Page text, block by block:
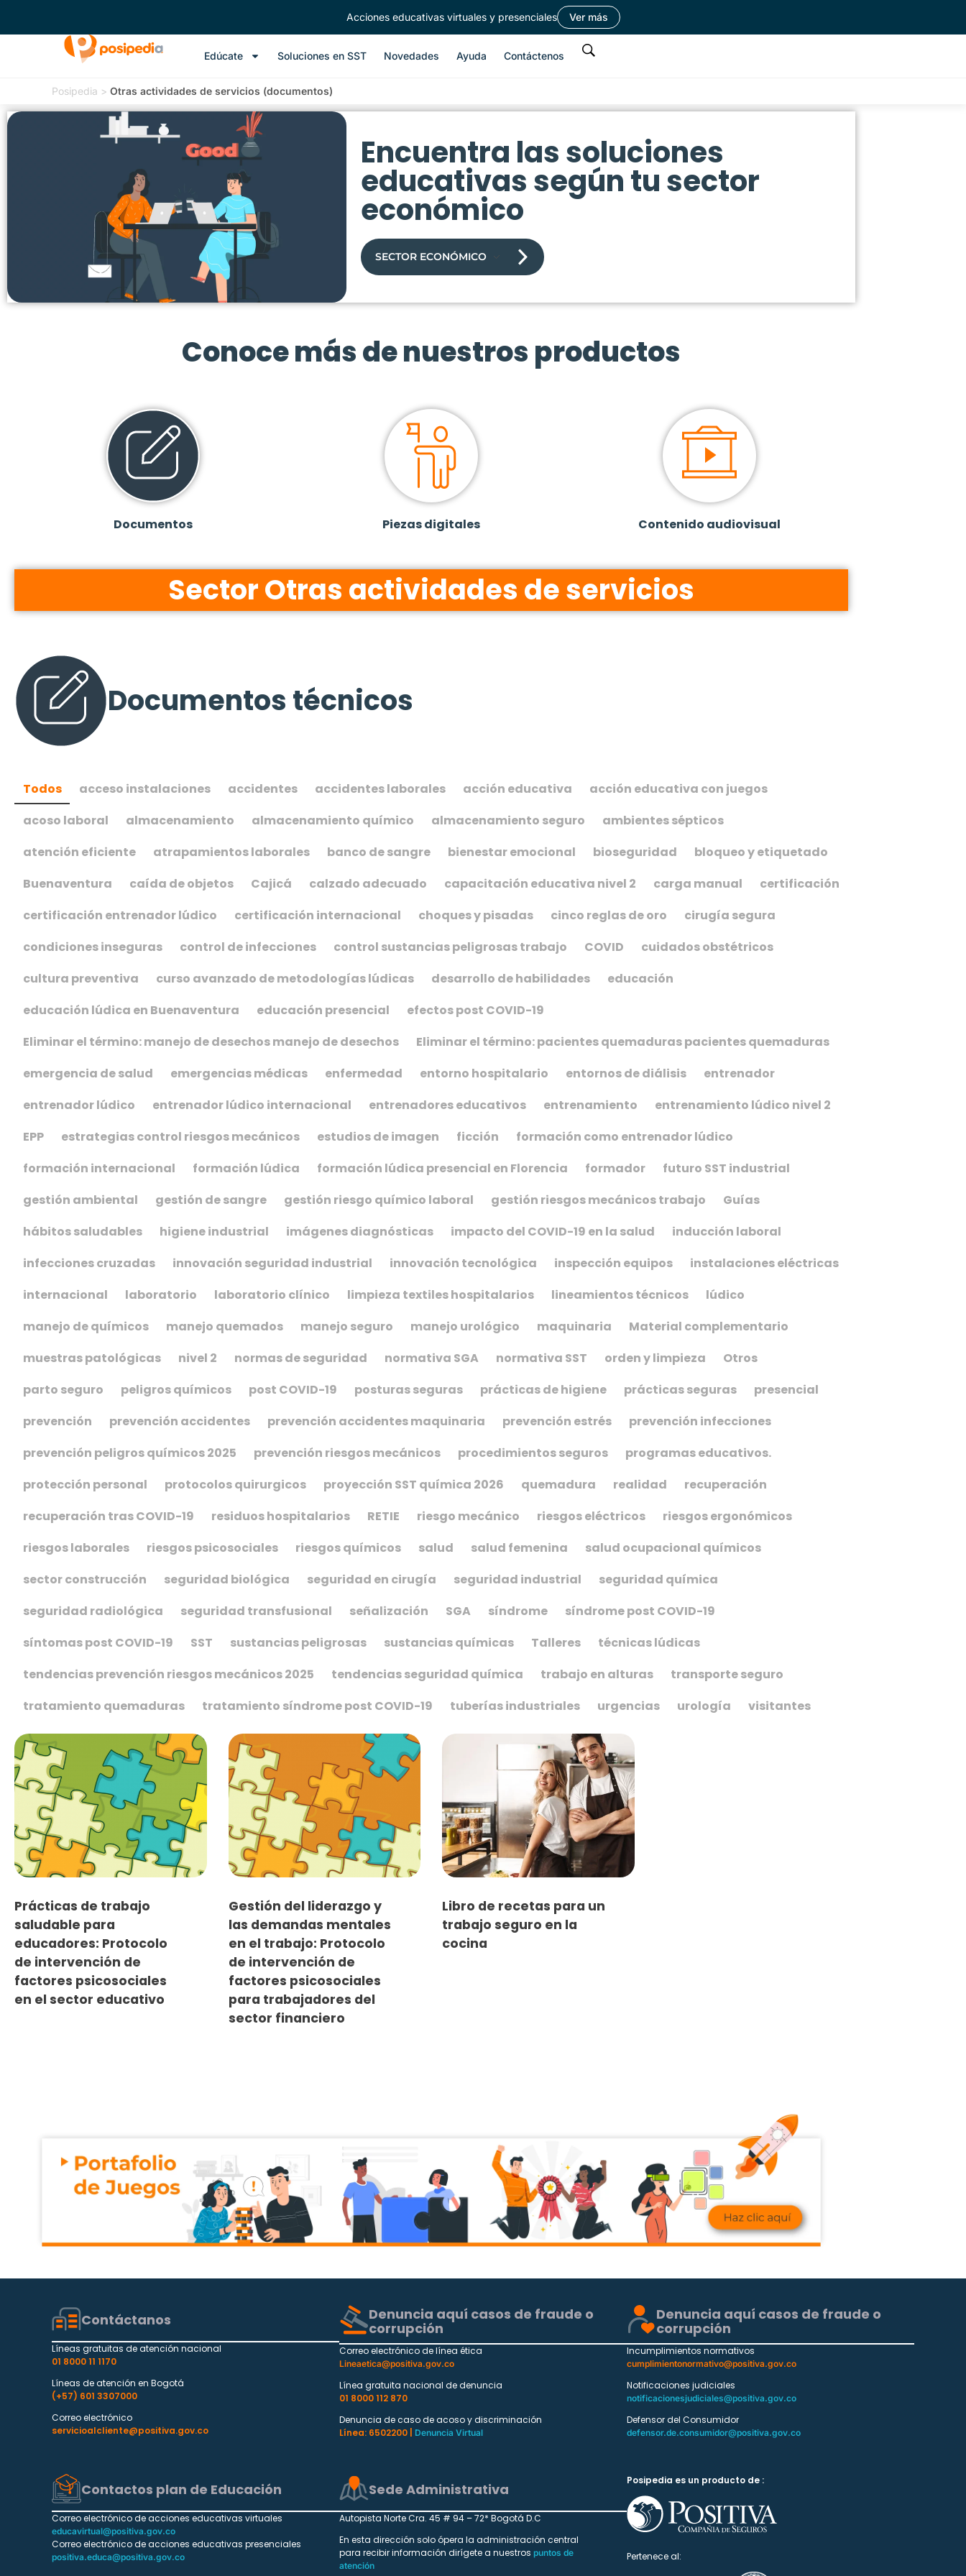
Acciones educativas virtuales y presenciales Ver más
Edúcate Soluciones en SST Novedades Ayuda Contáctenos
Posipedia > Otras actividades de servicios (documentos)
Encuentra las soluciones
educativas según tu sector
económico
SECTOR ECONÓMICO
Conoce más de nuestros productos
Documentos Piezas digitales Contenido audiovisual
Sector Otras actividades de servicios
Documentos técnicos
Todos acceso instalaciones accidentes accidentes laborales acción educativa
acción educativa con juegos
acoso laboral
almacenamiento almacenamiento químico almacenamiento seguro
ambientes sépticos
atención eficiente
atrapamientos laborales banco de sangre bienestar emocional bioseguridad
bloqueo y etiquetado
Buenaventura
caída de objetos Cajicá calzado adecuado capacitación educativa nivel 2 carga manual
certificación
certificación entrenador lúdico
certificación internacional choques y pisadas cinco reglas de oro
cirugía segura
condiciones inseguras
control de infecciones control sustancias peligrosas trabajo COVID
cuidados obstétricos
cultura preventiva
curso avanzado de metodologías lúdicas desarrollo de habilidades
educación
educación lúdica en Buenaventura
educación presencial
efectos post COVID-19
Eliminar el término: manejo de desechos manejo de desechos
Eliminar el término: pacientes quemaduras pacientes quemaduras
emergencia de salud
emergencias médicas enfermedad entorno hospitalario entornos de diálisis
entrenador
entrenador lúdico
entrenador lúdico internacional entrenadores educativos entrenamiento
entrenamiento lúdico nivel 2
EPP
estrategias control riesgos mecánicos estudios de imagen ficción
formación como entrenador lúdico
formación internacional
formación lúdica formación lúdica presencial en Florencia formador
futuro SST industrial
gestión ambiental
gestión de sangre gestión riesgo químico laboral gestión riesgos mecánicos trabajo
Guías
hábitos saludables
higiene industrial imágenes diagnósticas impacto del COVID-19 en la salud
inducción laboral
infecciones cruzadas
innovación seguridad industrial innovación tecnológica inspección equipos
instalaciones eléctricas
internacional
laboratorio laboratorio clínico limpieza textiles hospitalarios lineamientos técnicos
lúdico
manejo de químicos
manejo quemados manejo seguro manejo urológico maquinaria
Material complementario
muestras patológicas
nivel 2 normas de seguridad normativa SGA normativa SST orden y limpieza
Otros
parto seguro
peligros químicos post COVID-19 posturas seguras prácticas de higiene prácticas seguras
presencial
prevención
prevención accidentes prevención accidentes maquinaria prevención estrés
prevención infecciones
prevención peligros químicos 2025
prevención riesgos mecánicos procedimientos seguros
programas educativos.
protección personal
protocolos quirurgicos proyección SST química 2026 quemadura realidad
recuperación
recuperación tras COVID-19
residuos hospitalarios RETIE riesgo mecánico riesgos eléctricos
riesgos ergonómicos
riesgos laborales
riesgos psicosociales riesgos químicos salud salud femenina
salud ocupacional químicos
sector construcción
seguridad biológica seguridad en cirugía seguridad industrial
seguridad química
seguridad radiológica
seguridad transfusional señalización SGA síndrome
síndrome post COVID-19
síntomas post COVID-19
SST sustancias peligrosas sustancias químicas Talleres
técnicas lúdicas
tendencias prevención riesgos mecánicos 2025
tendencias seguridad química trabajo en alturas
transporte seguro
tratamiento quemaduras
tratamiento síndrome post COVID-19 tuberías industriales urgencias urología visitantes
Prácticas de trabajo
saludable para
educadores: Protocolo
de intervención de
factores psicosociales
en el sector educativo
Gestión del liderazgo y
las demandas mentales
en el trabajo: Protocolo
de intervención de
factores psicosociales
para trabajadores del
sector financiero
Libro de recetas para un
trabajo seguro en la
cocina
Contáctanos
Líneas gratuitas de atención nacional
01 8000 11 1170
Líneas de atención en Bogotá
(+57) 601 3307000
Correo electrónico
servicioalcliente@positiva.gov.co
Denuncia aquí casos de fraude o
corrupción
Correo electrónico de línea ética
Lineaetica@positiva.gov.co
Línea gratuita nacional de denuncia
01 8000 112 870
Denuncia de caso de acoso y discriminación
Línea: 6502200 |
Denuncia Virtual
Denuncia aquí casos de fraude o
corrupción
Incumplimientos normativos
cumplimientonormativo@positiva.gov.co
Notificaciones judiciales
notificacionesjudiciales@positiva.gov.co
Defensor del Consumidor
defensor.de.consumidor@positiva.gov.co
Contactos plan de Educación
Correo electrónico de acciones educativas virtuales
educavirtual@positiva.gov.co
Correo electrónico de acciones educativas presenciales
positiva.educa@positiva.gov.co
Sede Administrativa
Autopista Norte Cra. 45 # 94 – 72* Bogotá D.C
En esta dirección solo ópera la administración central
para recibir información dirígete a nuestros puntos de
atención
Posipedia es un producto de :
Pertenece al: